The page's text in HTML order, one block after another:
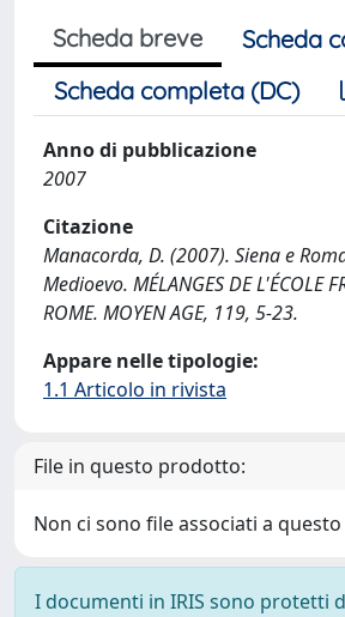
Scheda breve
Scheda
Scheda completa (DC)
Anno di pubblicazione
2007
Citazione
Manacorda, D. (2007). Siena e
Medioevo. MÉLANGES DE L'ÉCOLE
ROME. MOYEN AGE, 119, 5-23.
Appare nelle tipologie:
1.1 Articolo in rivista
File in questo prodotto:
Non ci sono file associati a
I documenti in IRIS sono protetti